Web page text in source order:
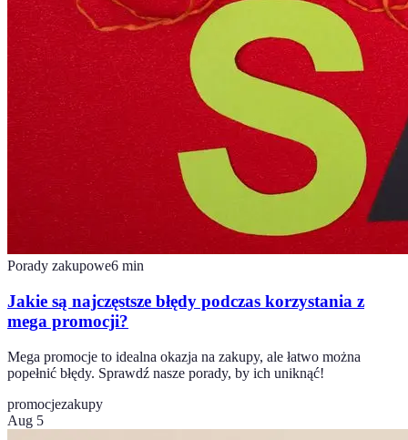
Porady zakupowe6 min
Jakie są najczęstsze błędy podczas korzystania z
mega promocji?
Mega promocje to idealna okazja na zakupy, ale łatwo można
popełnić błędy. Sprawdź nasze porady, by ich uniknąć!
promocjezakupy
Aug 5